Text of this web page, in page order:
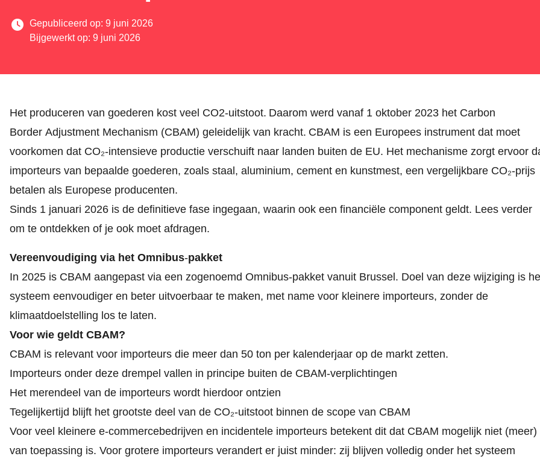
Gepubliceerd op: 9 juni 2026
Bijgewerkt op: 9 juni 2026
Het produceren van goederen kost veel CO2-uitstoot. Daarom werd vanaf 1 oktober 2023 het Carbon
Border Adjustment Mechanism (CBAM) geleidelijk van kracht. CBAM is een Europees instrument dat moet
voorkomen dat CO₂‑intensieve productie verschuift naar landen buiten de EU. Het mechanisme zorgt ervoor
importeurs van bepaalde goederen, zoals staal, aluminium, cement en kunstmest, een vergelijkbare CO₂‑prijs
betalen als Europese producenten.
Sinds 1 januari 2026 is de definitieve fase ingegaan, waarin ook een financiële component geldt. Lees verder
om te ontdekken of je ook moet afdragen.
Vereenvoudiging via het Omnibus‑pakket
In 2025 is CBAM aangepast via een zogenoemd Omnibus‑pakket vanuit Brussel. Doel van deze wijziging is
systeem eenvoudiger en beter uitvoerbaar te maken, met name voor kleinere importeurs, zonder de
klimaatdoelstelling los te laten.
Voor wie geldt CBAM?
CBAM is relevant voor importeurs die meer dan 50 ton per kalenderjaar op de markt zetten.
Importeurs onder deze drempel vallen in principe buiten de CBAM‑verplichtingen
Het merendeel van de importeurs wordt hierdoor ontzien
Tegelijkertijd blijft het grootste deel van de CO₂‑uitstoot binnen de scope van CBAM
Voor veel kleinere e-commercebedrijven en incidentele importeurs betekent dit dat CBAM mogelijk niet (meer)
van toepassing is. Voor grotere importeurs verandert er juist minder: zij blijven volledig onder het systeem